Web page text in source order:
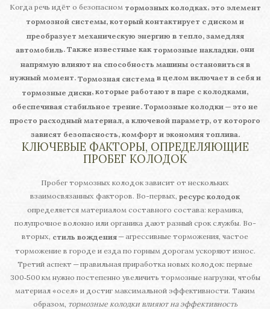
Когда речь идёт о безопасном тормозных колодках, это элемент
тормозной системы, который контактирует с диском и
преобразует механическую энергию в тепло, замедляя
автомобиль. Также известные как тормозные накладки, они
напрямую влияют на способность машины остановиться в
нужный момент. Тормозная система в целом включает в себя и
тормозные диски, которые работают в паре с колодками,
обеспечивая стабильное трение. Тормозные колодки — это не
просто расходный материал, а ключевой параметр, от которого
зависят безопасность, комфорт и экономия топлива.
КЛЮЧЕВЫЕ ФАКТОРЫ, ОПРЕДЕЛЯЮЩИЕ
ПРОБЕГ КОЛОДОК
Пробег тормозных колодок зависит от нескольких
взаимосвязанных факторов. Во-первых, ресурс колодок
определяется материалом составного состава: керамика,
полупрочное волокно или органика дают разный срок службы. Во-
вторых, стиль вождения — агрессивные торможения, частое
торможение в городе и езда по горным дорогам ускоряют износ.
Третий аспект — правильная приработка новых колодок: первые
300‑500 км нужно постепенно увеличить тормозные нагрузки, чтобы
материал «осел» и достиг максимальной эффективности. Таким
образом, тормозные колодки влияют на эффективность